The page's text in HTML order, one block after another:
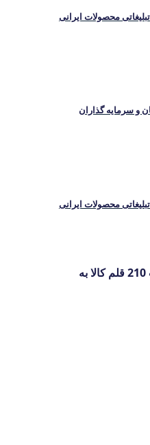
محصولات ایرانی
و سرمایه گذاران
محصولات ایرانی
اعلام تعرفه های جدید واردات 210 قلم کالا به